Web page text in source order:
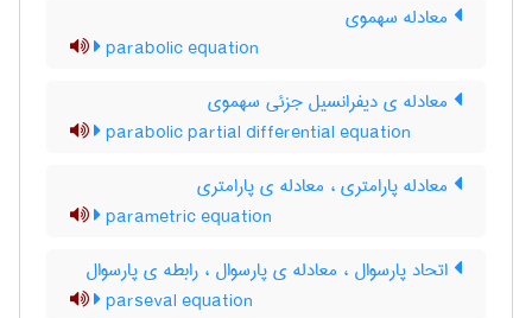
معادله سهموی
parabolic equation
معادله ی دیفرانسیل جزئی سهموی
parabolic partial differential equation
معادله پارامتری ، معادله ی پارامتری
parametric equation
اتحاد پارسوال ، معادله ی پارسوال ، رابطه ی پارسوال
parseval equation